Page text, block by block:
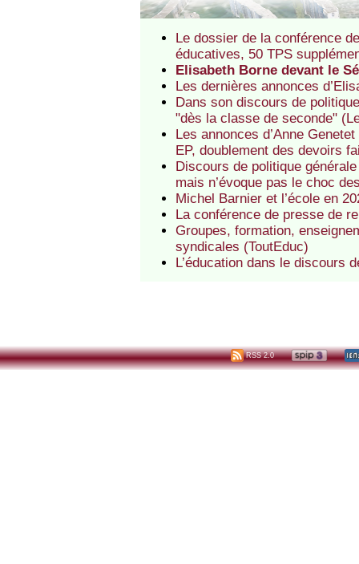
Le dossier de la conférence
éducatives, 50 TPS
Elisabeth Borne devant le
Les dernières annonces
Dans son discours de
"dès la classe de seconde"
Les annonces d’Anne
EP, doublement des devoirs
Discours de politique
mais n’évoque pas le choc
Michel Barnier et l’école en
La conférence de presse de
Groupes, formation,
syndicales (ToutEduc)
L’éducation dans le discours
RSS 2.0